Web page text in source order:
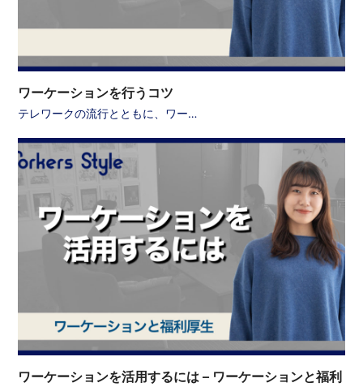
ワーケーションを行うコツ
テレワークの流行とともに、ワー…
ワーケーションを活用するには – ワーケーションと福利